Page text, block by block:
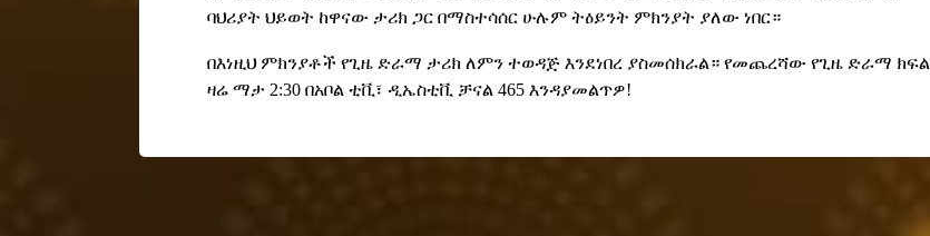
ባህሪያት ህይወት ከዋናው ታሪክ ጋር በማስተሳሰር ሁሉም ትዕይንት ምክንያት ያለው ነበር።
በእነዚህ ምክንያቶች የጊዜ ድራማ ታሪክ ለምን ተወዳጅ እንደነበረ ያስመሰክራል። የመጨረሻው የጊዜ ድራማ ክፍል
ዛሬ ማታ 2:30 በአቦል ቲቪ፣ ዲኤስቲቪ ቻናል 465 እንዳያመልጥዎ!